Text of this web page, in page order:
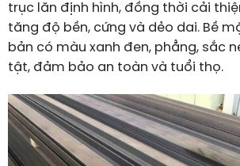
trục lăn định hình, đồng thời cải
tăng độ bền, cứng và dẻo dai. Bề
bản có màu xanh đen, phẳng, sắc
tật, đảm bảo an toàn và tuổi thọ.